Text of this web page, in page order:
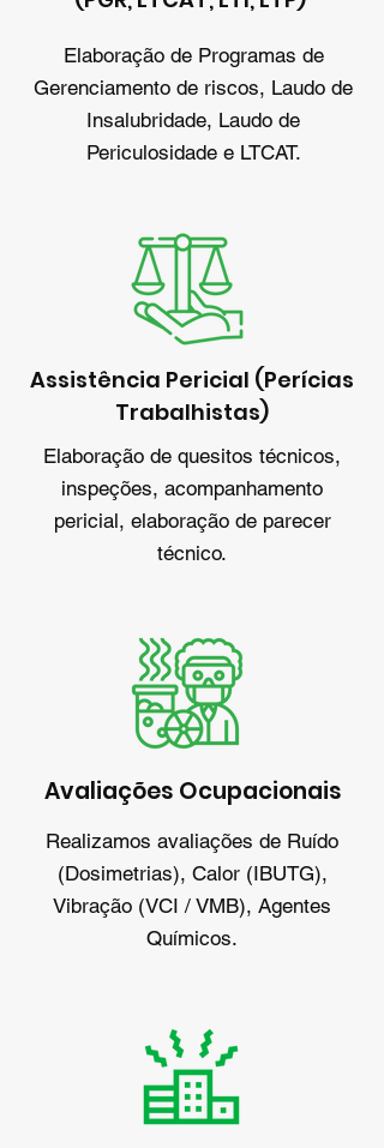
Elaboração de Programas de
Gerenciamento de riscos, Laudo de
Insalubridade, Laudo de
Periculosidade e LTCAT.
Assistência Pericial (Perícias
Trabalhistas)
Elaboração de quesitos técnicos,
inspeções, acompanhamento
pericial, elaboração de parecer
técnico.
Avaliações Ocupacionais
Realizamos avaliações de Ruído
(Dosimetrias), Calor (IBUTG),
Vibração (VCI / VMB), Agentes
Químicos.